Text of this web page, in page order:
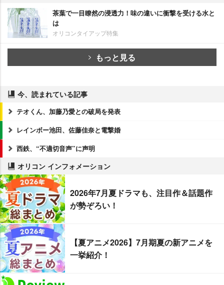
茶葉で一目瞭然の浸透力！味の違いに衝撃を受ける水と
は
オリコンタイアップ特集
もっと見る
今、読まれている記事
テオくん、加藤乃愛との破局を発表
レインボー池田、佐藤佳奈と電撃婚
西鉄、“不適切音声”に声明
オリコン インフォメーション
2026年7月夏ドラマも、注目作＆話題作
が勢ぞろい！
【夏アニメ2026】7月期夏の新アニメを
一挙紹介！